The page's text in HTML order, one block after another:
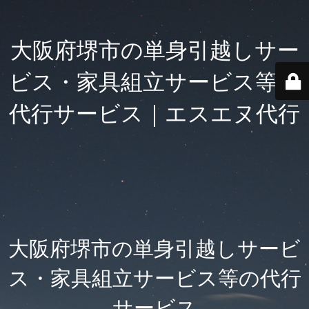
大阪府堺市の単身引越しサー
ビス・家具組立サービス等の
代行サービス｜エスエヌ代行
大阪府堺市の単身引越しサービ
ス・家具組立サービス等の代行